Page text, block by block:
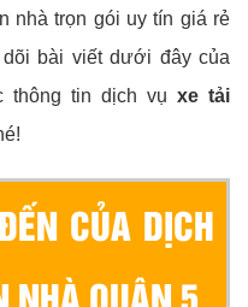
nhà trọn gói uy tín giá rẻ
bài viết dưới đây của
thông tin dịch vụ xe tải
CỦA DỊCH
NHÀ QUẬN 5